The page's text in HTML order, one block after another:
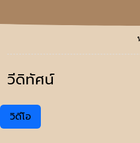
วีดิทัศน์
วิดีโอ